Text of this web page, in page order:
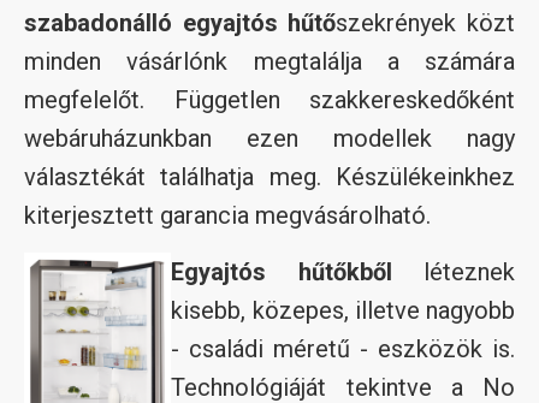
szabadonálló egyajtós hűtőszekrények közt
minden vásárlónk megtalálja a számára
megfelelőt. Független szakkereskedőként
webáruházunkban ezen modellek nagy
választékát találhatja meg. Készülékeinkhez
kiterjesztett garancia megvásárolható.
Egyajtós hűtőkből léteznek
kisebb, közepes, illetve nagyobb
- családi méretű - eszközök is.
Technológiáját tekintve a No